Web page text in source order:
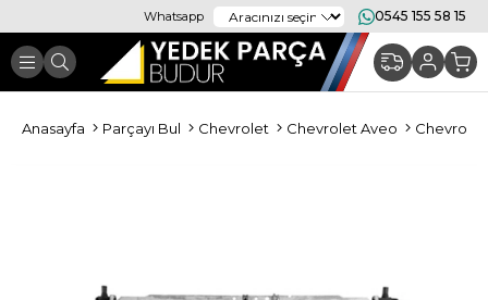
Whatsapp 0545 155 58 15
Anasayfa Parçayı Bul Chevrolet Chevrolet Aveo